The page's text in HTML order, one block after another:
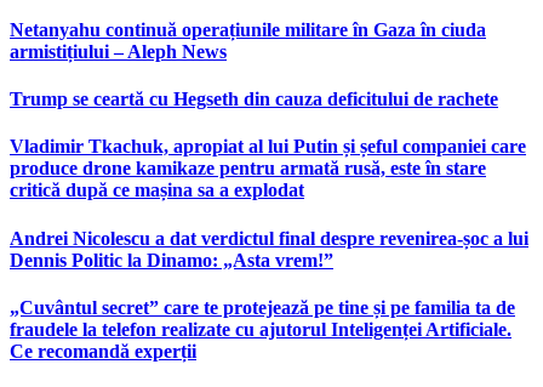
Netanyahu continuă operațiunile militare în Gaza în ciuda
armistițiului – Aleph News
Trump se ceartă cu Hegseth din cauza deficitului de rachete
Vladimir Tkachuk, apropiat al lui Putin și șeful companiei care
produce drone kamikaze pentru armată rusă, este în stare
critică după ce mașina sa a explodat
Andrei Nicolescu a dat verdictul final despre revenirea-șoc a lui
Dennis Politic la Dinamo: „Asta vrem!”
„Cuvântul secret” care te protejează pe tine și pe familia ta de
fraudele la telefon realizate cu ajutorul Inteligenței Artificiale.
Ce recomandă experții